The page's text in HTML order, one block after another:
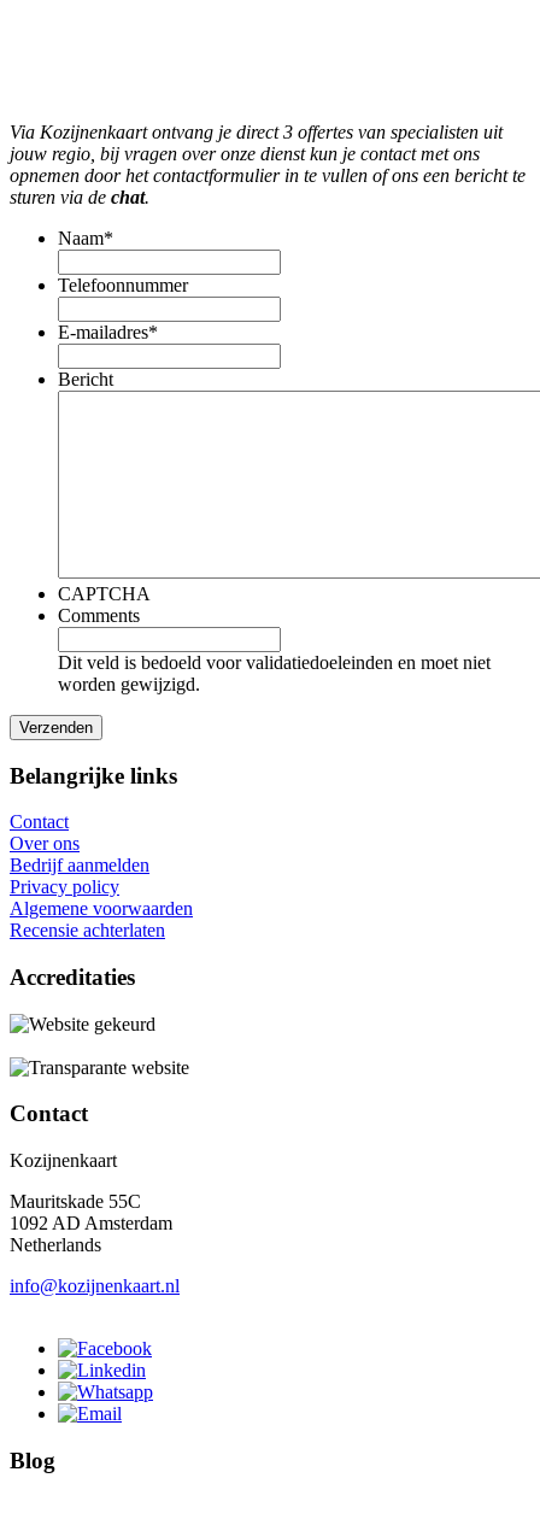
Via Kozijnenkaart ontvang je direct 3 offertes van specialisten uit
jouw regio, bij vragen over onze dienst kun je contact met ons
opnemen door het contactformulier in te vullen of ons een bericht te
sturen via de chat.
Naam*
Telefoonnummer
E-mailadres*
Bericht
CAPTCHA
Comments
Dit veld is bedoeld voor validatiedoeleinden en moet niet
worden gewijzigd.
Belangrijke links
Contact
Over ons
Bedrijf aanmelden
Privacy policy
Algemene voorwaarden
Recensie achterlaten
Accreditaties
Contact
Kozijnenkaart
Mauritskade 55C
1092 AD Amsterdam
Netherlands
info@kozijnenkaart.nl
Blog